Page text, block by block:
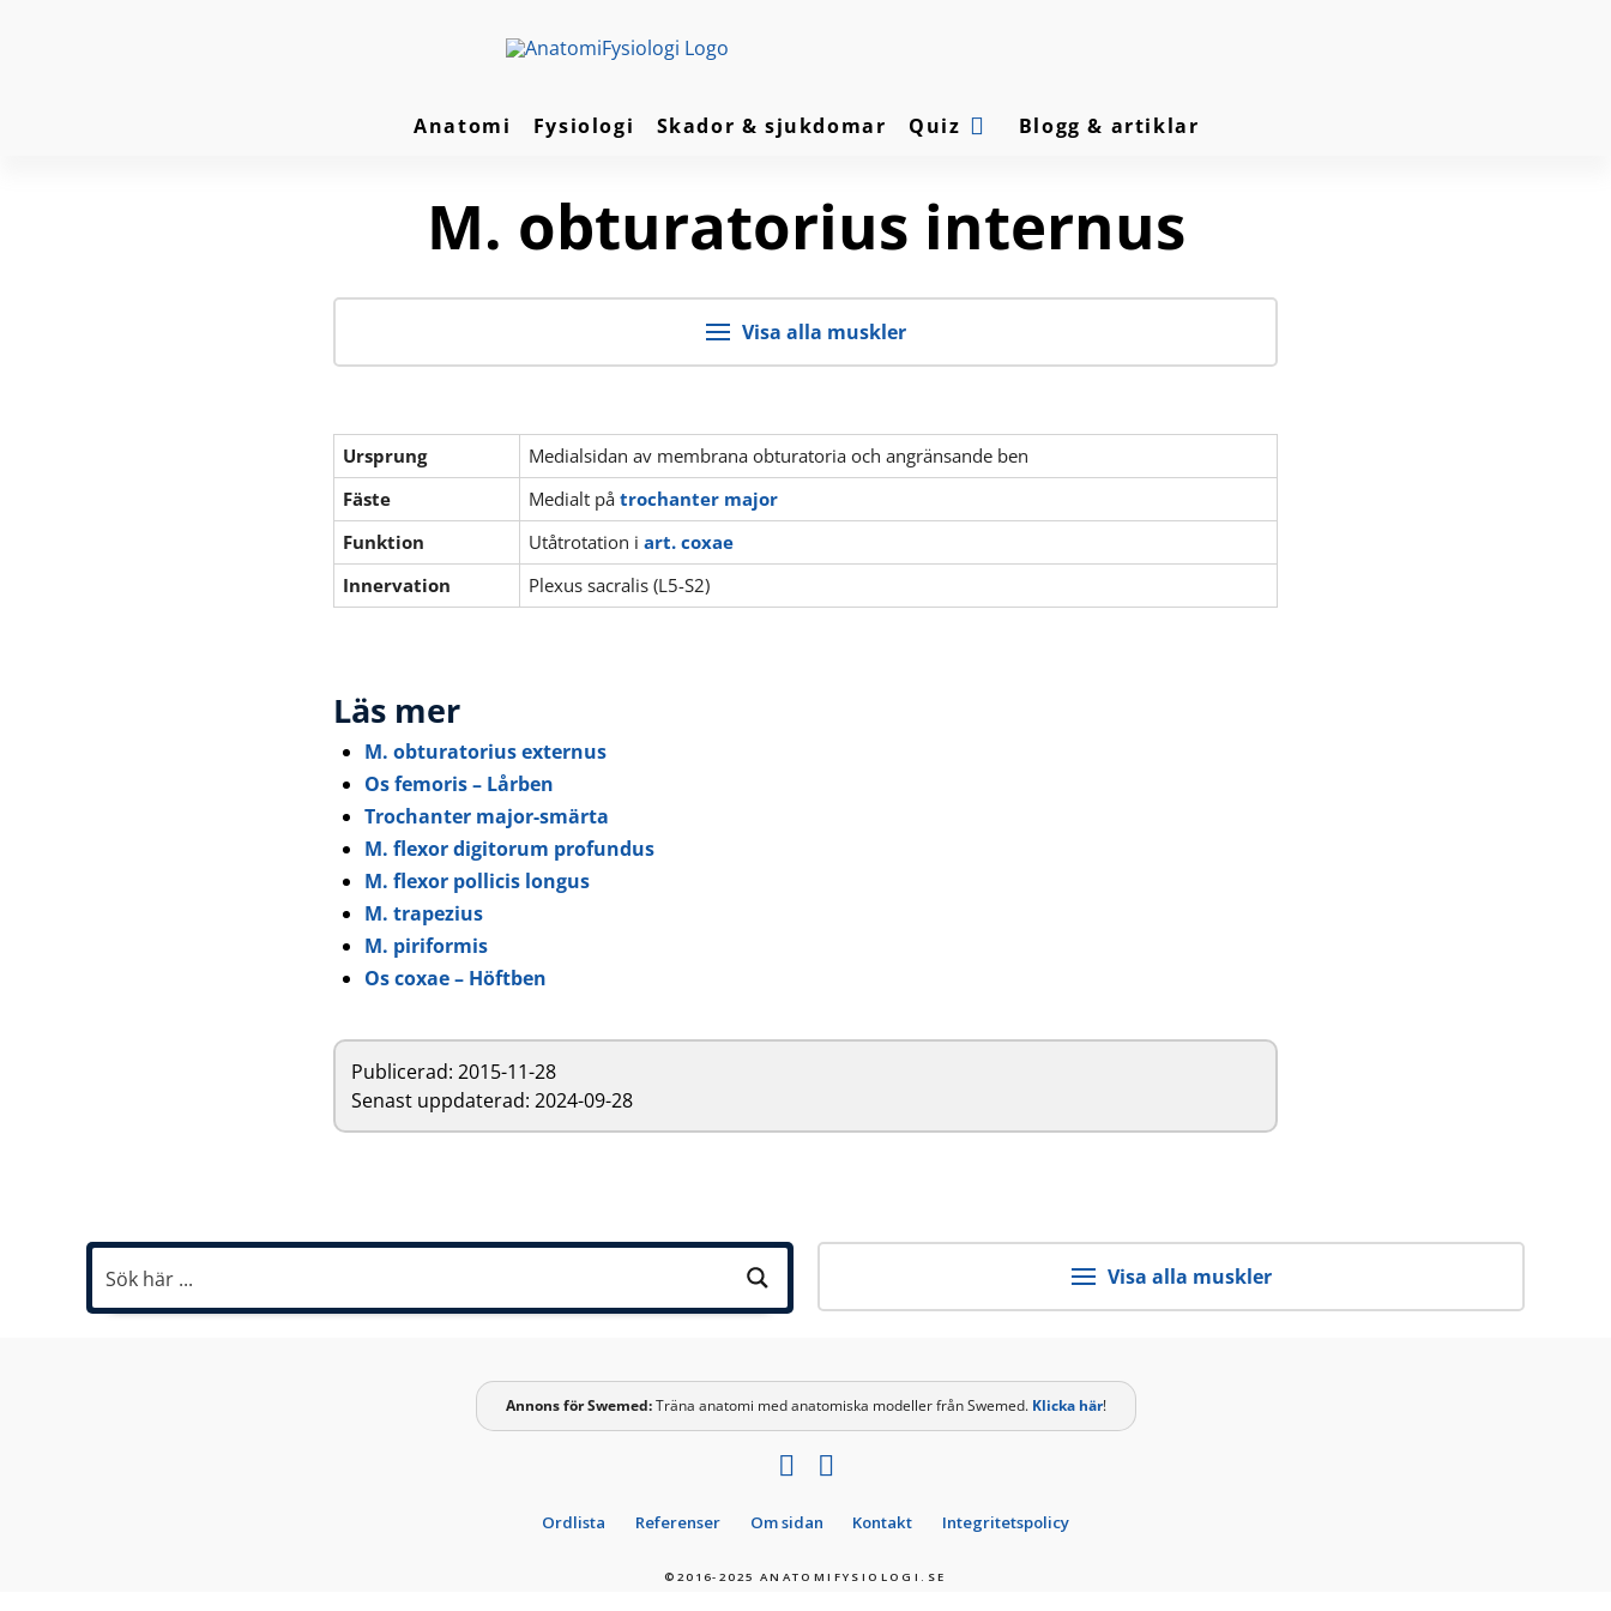
Anatomi Fysiologi Skador & sjukdomar Quiz Blogg & artiklar
M. obturatorius internus
Visa alla muskler
Ursprung
Medialsidan av membrana obturatoria och angränsande ben
Fäste
Medialt påtrochanter major
Funktion
Utåtrotation iart. coxae
Innervation
Plexus sacralis (L5-S2)
Läs mer
M. obturatorius externus
Os femoris – Lårben
Trochanter major-smärta
M. flexor digitorum profundus
M. flexor pollicis longus
M. trapezius
M. piriformis
Os coxae – Höftben
Publicerad: 2015-11-28
Senast uppdaterad: 2024-09-28
Visa alla muskler
Annons förSwemed:Träna anatomi med anatomiska modeller från Swemed. Klicka här!
Ordlista Referenser Om sidan Kontakt Integritetspolicy
©2016-2025 ANATOMIFYSIOLOGI.SE